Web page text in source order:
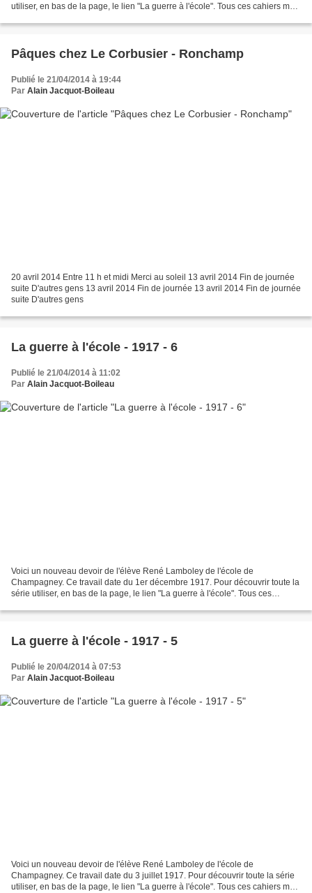
utiliser, en bas de la page, le lien "La guerre à l'école". Tous ces cahiers me
Pâques chez Le Corbusier - Ronchamp
Publié le 21/04/2014 à 19:44
Par Alain Jacquot-Boileau
20 avril 2014 Entre 11 h et midi Merci au soleil 13 avril 2014 Fin de journée
suite D'autres gens 13 avril 2014 Fin de journée 13 avril 2014 Fin de journée
suite D'autres gens
La guerre à l'école - 1917 - 6
Publié le 21/04/2014 à 11:02
Par Alain Jacquot-Boileau
Voici un nouveau devoir de l'élève René Lamboley de l'école de
Champagney. Ce travail date du 1er décembre 1917. Pour découvrir toute la
série utiliser, en bas de la page, le lien "La guerre à l'école". Tous ces
La guerre à l'école - 1917 - 5
Publié le 20/04/2014 à 07:53
Par Alain Jacquot-Boileau
Voici un nouveau devoir de l'élève René Lamboley de l'école de
Champagney. Ce travail date du 3 juillet 1917. Pour découvrir toute la série
utiliser, en bas de la page, le lien "La guerre à l'école". Tous ces cahiers me